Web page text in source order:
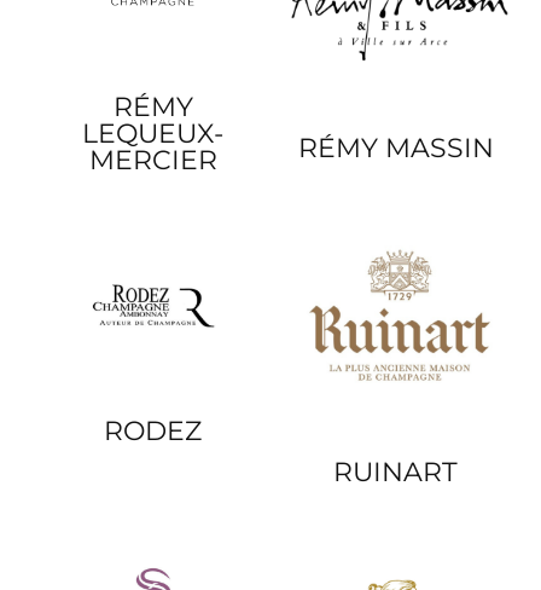
RÉMY
LEQUEUX-
MERCIER
RÉMY MASSIN
RODEZ
RUINART